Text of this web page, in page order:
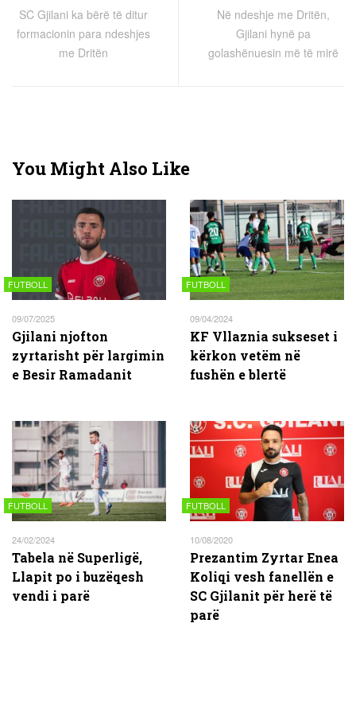
SC Gjilani ka bërë të ditur
formacionin para ndeshjes
me Dritën
Në ndeshje me Dritën,
Gjilani hynë pa
golashënuesin më të mirë
You Might Also Like
FUTBOLL
09/07/2025
Gjilani njofton
zyrtarisht për largimin
e Besir Ramadanit
FUTBOLL
09/04/2024
KF Vllaznia sukseset i
kërkon vetëm në
fushën e blertë
FUTBOLL
24/02/2024
Tabela në Superligë,
Llapit po i buzëqesh
vendi i parë
FUTBOLL
10/08/2020
Prezantim Zyrtar Enea
Koliqi vesh fanellën e
SC Gjilanit për herë të
parë